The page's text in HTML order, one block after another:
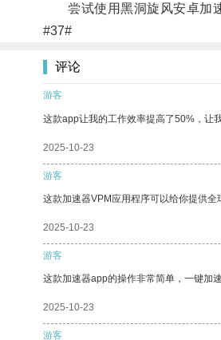
尝试使用黑洞旋风安卓加速
#37#
评论
游客
这款app让我的工作效率提高了50%，让
2025-10-23
游客
这款加速器VPM应用程序可以给你提供全
2025-10-23
游客
这款加速器app的操作非常简单，一键加
2025-10-23
游客